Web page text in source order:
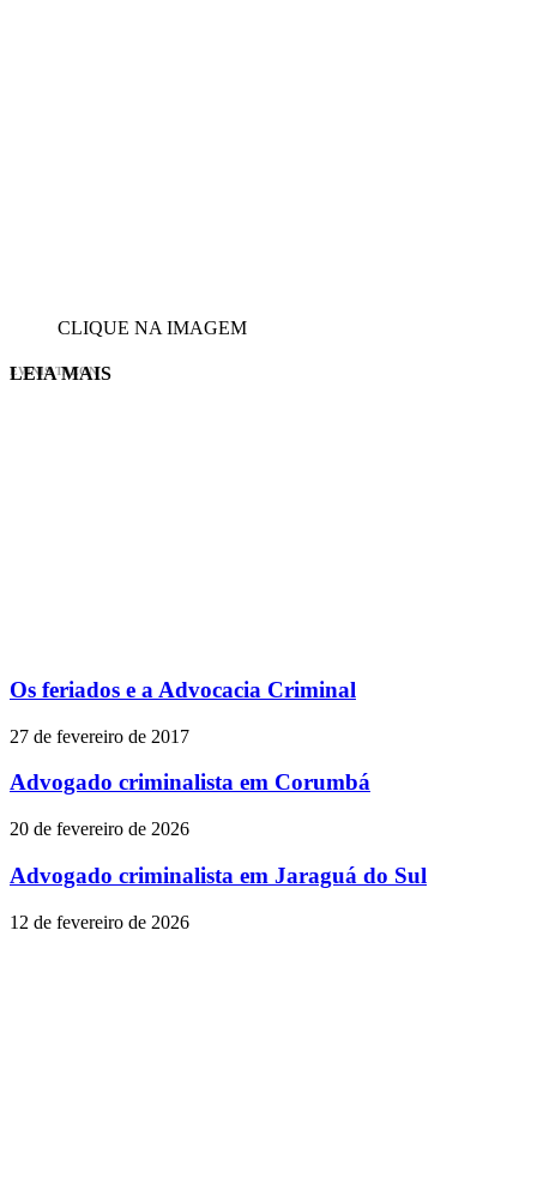
CLIQUE NA IMAGEM
EVINIS TALON
LEIA MAIS
Os feriados e a Advocacia Criminal
27 de fevereiro de 2017
Advogado criminalista em Corumbá
20 de fevereiro de 2026
Advogado criminalista em Jaraguá do Sul
12 de fevereiro de 2026